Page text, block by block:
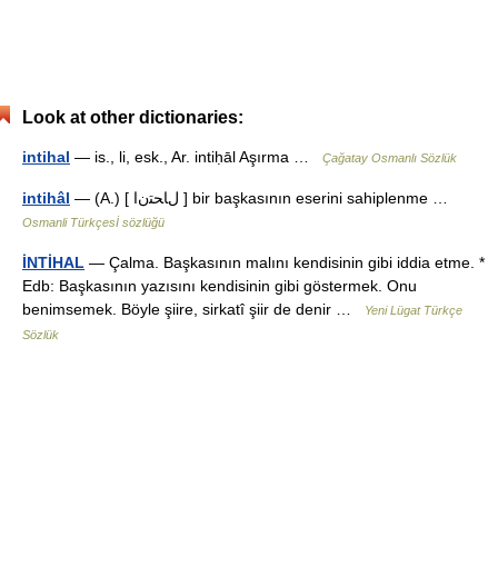
Look at other dictionaries:
intihal — is., li, esk., Ar. intiḥāl Aşırma … Çağatay Osmanlı Sözlük
intihâl — (A.) [ لﺎﺤﺘﻥا ] bir başkasının eserini sahiplenme …
Osmanli Türkçesİ sözlüğü
İNTİHAL — Çalma. Başkasının malını kendisinin gibi iddia etme. *
Edb: Başkasının yazısını kendisinin gibi göstermek. Onu
benimsemek. Böyle şiire, sirkatî şiir de denir …
Yeni Lügat Türkçe
Sözlük